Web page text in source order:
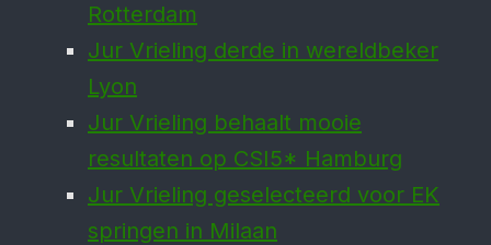
Rotterdam
Jur Vrieling derde in wereldbeker
Lyon
Jur Vrieling behaalt mooie
resultaten op CSI5* Hamburg
Jur Vrieling geselecteerd voor EK
springen in Milaan